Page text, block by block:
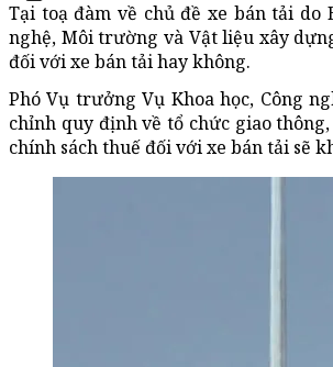
Tại toạ đàm về chủ đề xe bán tải do
nghệ, Môi trường và Vật liệu xây
đối với xe bán tải hay không.
Phó Vụ trưởng Vụ Khoa học, Công
chỉnh quy định về tổ chức giao
chính sách thuế đối với xe bán tải sẽ